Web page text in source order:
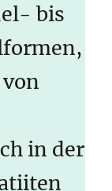
bis
in der